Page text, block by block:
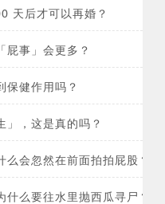
天后才可以再婚？
屁事」会更多？
保健作用吗？
」，这是真的吗？
会忽然在前面拍拍屁股？
么要往水里抛西瓜寻尸？